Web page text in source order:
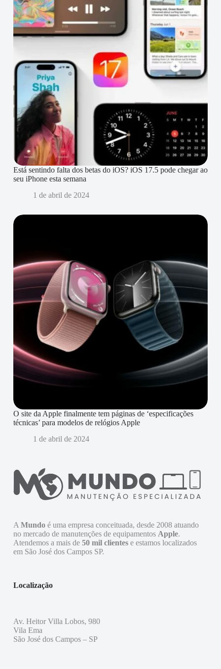
Está sentindo falta dos betas do iOS? iOS 17.5 pode chegar ao
seu iPhone esta semana
1 de abril de 2024
O site da Apple finalmente tem páginas de ‘especificações
técnicas’ para modelos de relógios Apple
1 de abril de 2024
A Mundoé uma empresa conceituada, desde 2008 atuando
no mercado de manutenções de equipamentos Apple.
Atendemos a mais de 50 mil clientese estamos localizados
em São José dos Campos SP.
Localização
Av. Heitor Villa Lobos, 980
Vila Ema
São José dos Campos – SP